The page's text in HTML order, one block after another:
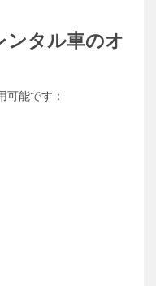
ンタル車のオ
可能です：